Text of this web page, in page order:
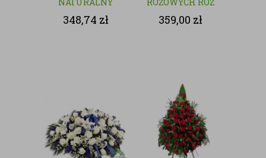
348,74 zł
- NATURALNY
359,00 zł